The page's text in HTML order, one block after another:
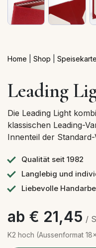
Home Shop
Leading
Die Leading Light
klassischen Leading-
Innenteil der Standard-
Qualität seit 1982
Langlebig und
Liebevolle
ab € 21,45 /
K2 hoch (Aussenformat